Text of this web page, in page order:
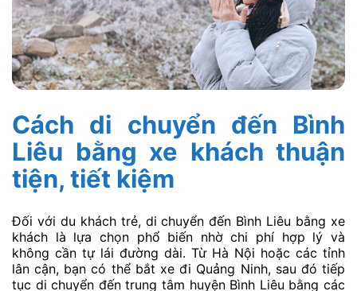
Cách di chuyển đến Bình
Liêu bằng xe khách thuận
tiện, tiết kiệm
Đối với du khách trẻ, di chuyển đến Bình Liêu bằng xe
khách là lựa chọn phổ biến nhờ chi phí hợp lý và
không cần tự lái đường dài. Từ Hà Nội hoặc các tỉnh
lân cận, bạn có thể bắt xe đi Quảng Ninh, sau đó tiếp
tục di chuyển đến trung tâm huyện Bình Liêu bằng các